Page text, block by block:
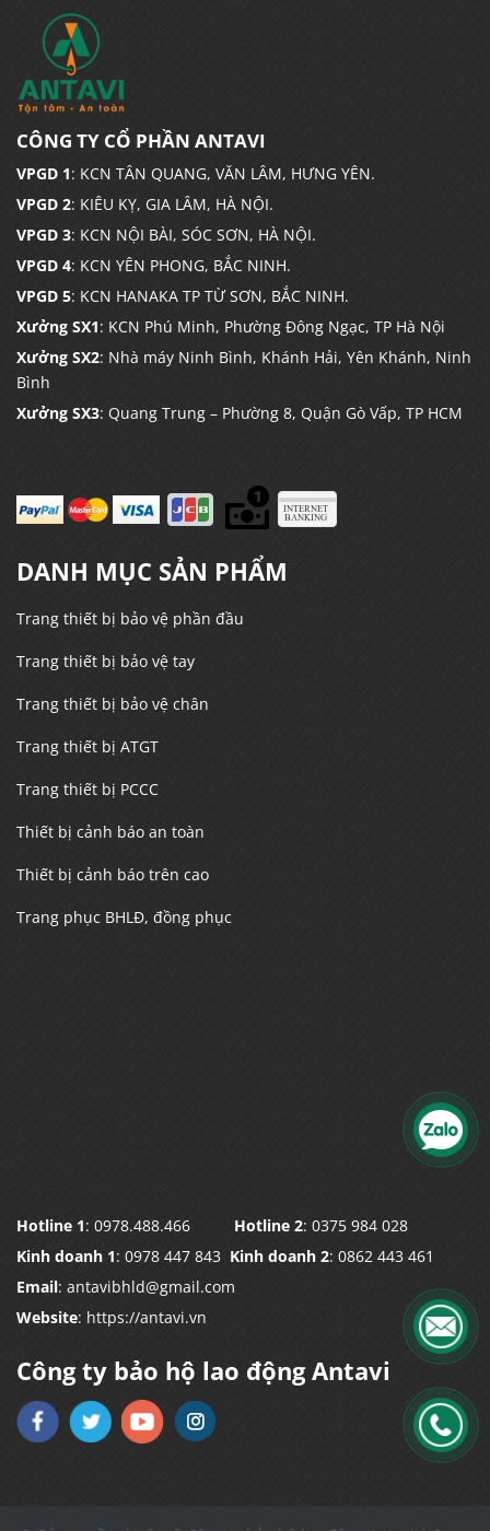
CÔNG TY CỔ PHẦN ANTAVI
VPGD 1: KCN TÂN QUANG, VĂN LÂM, HƯNG YÊN.
VPGD 2: KIÊU KỴ, GIA LÂM, HÀ NỘI.
VPGD 3: KCN NỘI BÀI, SÓC SƠN, HÀ NỘI.
VPGD 4: KCN YÊN PHONG, BẮC NINH.
VPGD 5: KCN HANAKA TP TỪ SƠN, BẮC NINH.
Xưởng SX1: KCN Phú Minh, Phường Đông Ngạc, TP Hà Nội
Xưởng SX2: Nhà máy Ninh Bình, Khánh Hải, Yên Khánh, Ninh
Bình
Xưởng SX3: Quang Trung – Phường 8, Quận Gò Vấp, TP HCM
DANH MỤC SẢN PHẨM
Trang thiết bị bảo vệ phần đầu
Trang thiết bị bảo vệ tay
Trang thiết bị bảo vệ chân
Trang thiết bị ATGT
Trang thiết bị PCCC
Thiết bị cảnh báo an toàn
Thiết bị cảnh báo trên cao
Trang phục BHLĐ, đồng phục
Hotline 1: 0978.488.466 Hotline 2: 0375 984 028
Kinh doanh 1: 0978 447 843 Kinh doanh 2: 0862 443 461
Email: antavibhld@gmail.com
Website: https://antavi.vn
Công ty bảo hộ lao động Antavi